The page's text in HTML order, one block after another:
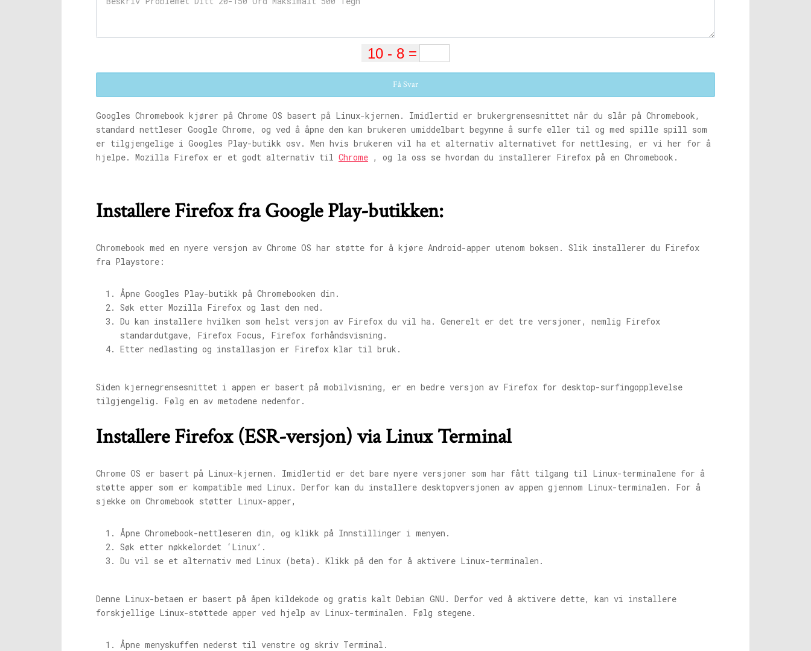
Få Svar
Googles Chromebook kjører på Chrome OS basert på Linux-kjernen. Imidlertid er brukergrensesnittet når du slår på Chromebook,
standard nettleser Google Chrome, og ved å åpne den kan brukeren umiddelbart begynne å surfe eller til og med spille spill som
er tilgjengelige i Googles Play-butikk osv. Men hvis brukeren vil ha et alternativ alternativet for nettlesing, er vi her for å
hjelpe. Mozilla Firefox er et godt alternativ til Chrome , og la oss se hvordan du installerer Firefox på en Chromebook.
Installere Firefox fra Google Play-butikken:
Chromebook med en nyere versjon av Chrome OS har støtte for å kjøre Android-apper utenom boksen. Slik installerer du Firefox
fra Playstore:
Åpne Googles Play-butikk på Chromebooken din.
Søk etter Mozilla Firefox og last den ned.
Du kan installere hvilken som helst versjon av Firefox du vil ha. Generelt er det tre versjoner, nemlig Firefox
standardutgave, Firefox Focus, Firefox forhåndsvisning.
Etter nedlasting og installasjon er Firefox klar til bruk.
Siden kjernegrensesnittet i appen er basert på mobilvisning, er en bedre versjon av Firefox for desktop-surfingopplevelse
tilgjengelig. Følg en av metodene nedenfor.
Installere Firefox (ESR-versjon) via Linux Terminal
Chrome OS er basert på Linux-kjernen. Imidlertid er det bare nyere versjoner som har fått tilgang til Linux-terminalene for å
støtte apper som er kompatible med Linux. Derfor kan du installere desktopversjonen av appen gjennom Linux-terminalen. For å
sjekke om Chromebook støtter Linux-apper,
Åpne Chromebook-nettleseren din, og klikk på Innstillinger i menyen.
Søk etter nøkkelordet ‘Linux’.
Du vil se et alternativ med Linux (beta). Klikk på den for å aktivere Linux-terminalen.
Denne Linux-betaen er basert på åpen kildekode og gratis kalt Debian GNU. Derfor ved å aktivere dette, kan vi installere
forskjellige Linux-støttede apper ved hjelp av Linux-terminalen. Følg stegene.
Åpne menyskuffen nederst til venstre og skriv Terminal.